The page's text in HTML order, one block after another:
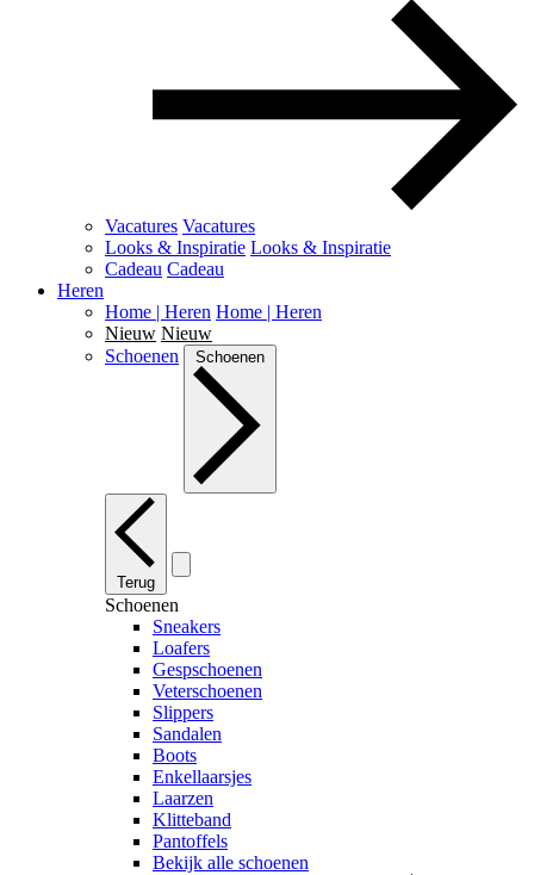
Vacatures Vacatures
Looks & Inspiratie Looks & Inspiratie
Cadeau Cadeau
Heren
Home | Heren Home | Heren
Nieuw Nieuw
Schoenen
Schoenen
Terug
Schoenen
Sneakers
Loafers
Gespschoenen
Veterschoenen
Slippers
Sandalen
Boots
Enkellaarsjes
Laarzen
Klitteband
Pantoffels
Bekijk alle schoenen